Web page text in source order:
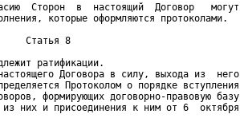
Сторон  в  настоящий  Договор   могут
которые оформляются протоколами.
Статья 8
ратификации.
Договора в силу, выхода из  него
Протоколом о порядке вступления
формирующих договорно-правовую базу
из них и присоединения к ним от 6  октября